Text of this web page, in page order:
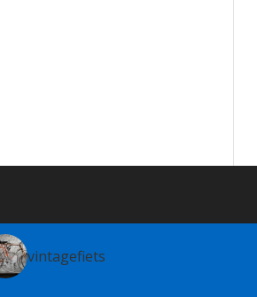
vintagefiets